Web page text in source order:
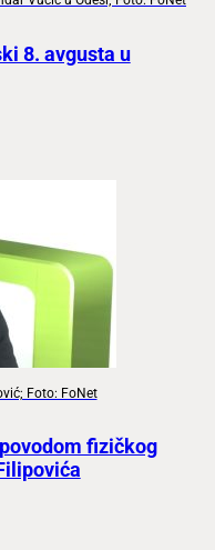
8. avgusta u
Foto: FoNet
fizičkog